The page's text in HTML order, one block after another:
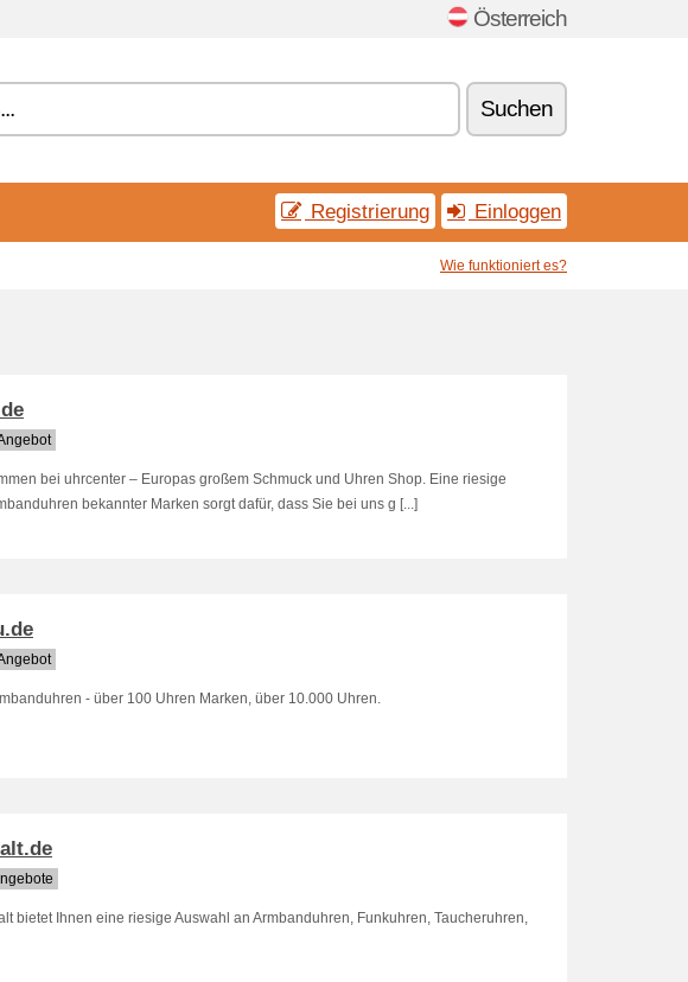
Österreich
Suchen
Registrierung Einloggen
Wie funktioniert es?
bei uhrcenter – Europas großem Schmuck und Uhren Shop. Eine riesige
bekannter Marken sorgt dafür, dass Sie bei uns g [...]
- über 100 Uhren Marken, über 10.000 Uhren.
bietet Ihnen eine riesige Auswahl an Armbanduhren, Funkuhren, Taucheruhren,